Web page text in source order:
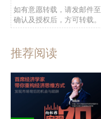
如有意愿转载，请发邮件至
确认及授权后，方可转载。
推荐阅读